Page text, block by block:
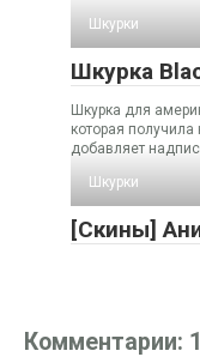
Шкурки
Шкурка
Шкурка для
которая
добавляет
Шкурки
[Скины]
Комментарии: 1